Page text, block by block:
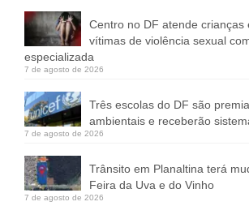
Centro no DF atende crianças
vítimas de violência sexual
especializada
7 de agosto de 2026
Três escolas do DF são
ambientais e receberão
7 de agosto de 2026
Trânsito em Planaltina terá
Feira da Uva e do Vinho
7 de agosto de 2026